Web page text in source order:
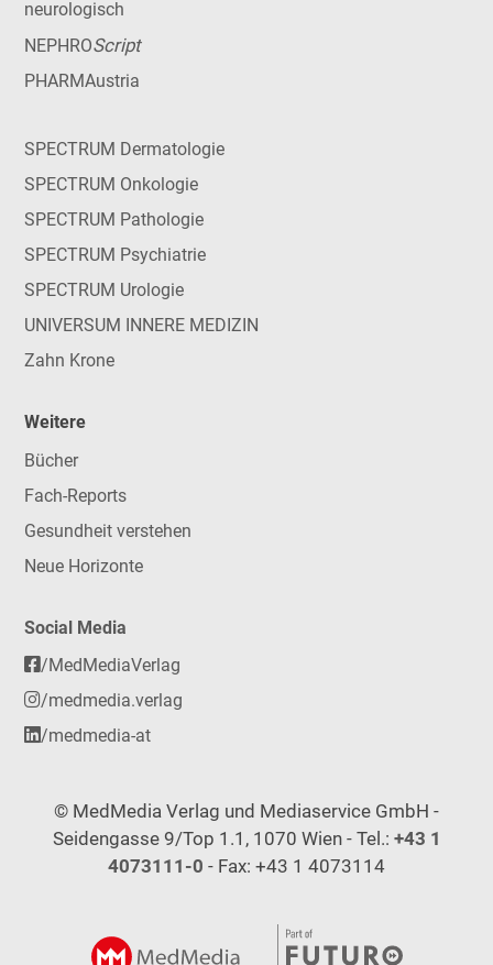
neurologisch
NEPHROScript
PHARMAustria
SPECTRUM Dermatologie
SPECTRUM Onkologie
SPECTRUM Pathologie
SPECTRUM Psychiatrie
SPECTRUM Urologie
UNIVERSUM INNERE MEDIZIN
Zahn Krone
Weitere
Bücher
Fach-Reports
Gesundheit verstehen
Neue Horizonte
Social Media
/MedMediaVerlag
/medmedia.verlag
/medmedia-at
© MedMedia Verlag und Mediaservice GmbH -
Seidengasse 9/Top 1.1, 1070 Wien - Tel.: +43 1
4073111-0 - Fax: +43 1 4073114